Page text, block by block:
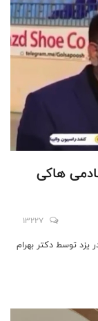
هاکی
13227
یزد توسط دکتر بهرام